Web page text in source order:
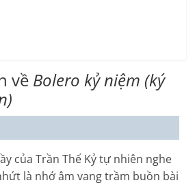
về Bolero kỷ niệm (ký
của Trần Thế Kỷ tự nhiên nghe
là nhớ âm vang trầm buồn bài